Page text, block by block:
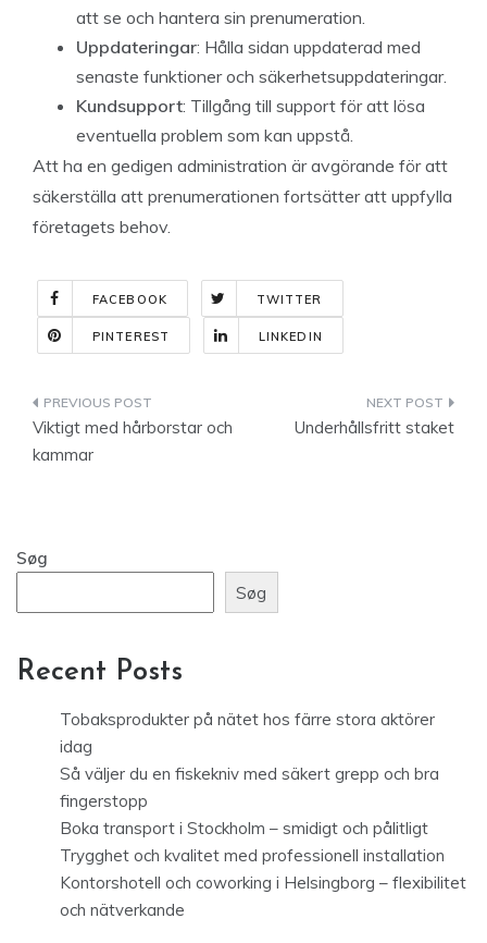
att se och hantera sin prenumeration.
Uppdateringar: Hålla sidan uppdaterad med
senaste funktioner och säkerhetsuppdateringar.
Kundsupport: Tillgång till support för att lösa
eventuella problem som kan uppstå.
Att ha en gedigen administration är avgörande för att
säkerställa att prenumerationen fortsätter att uppfylla
företagets behov.
FACEBOOK TWITTER
PINTEREST LINKEDIN
Indlægsnavigation
Viktigt med hårborstar och
kammar
Underhållsfritt staket
Søg
Søg
Recent Posts
Tobaksprodukter på nätet hos färre stora aktörer
idag
Så väljer du en fiskekniv med säkert grepp och bra
fingerstopp
Boka transport i Stockholm – smidigt och pålitligt
Trygghet och kvalitet med professionell installation
Kontorshotell och coworking i Helsingborg – flexibilitet
och nätverkande